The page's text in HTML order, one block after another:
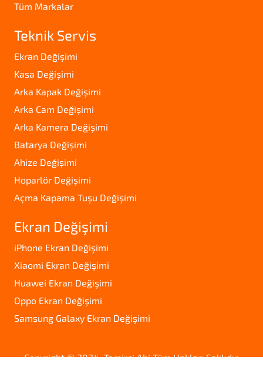
Tüm Markalar
Teknik Servis
Ekran Değişimi
Kasa Değişimi
Arka Kapak Değişimi
Arka Cam Değişimi
Arka Kamera Değişimi
Batarya Değişimi
Ahize Değişimi
Hoparlör Değişimi
Açma Kapama Tuşu Değişimi
Ekran Değişimi
iPhone Ekran Değişimi
Xiaomi Ekran Değişimi
Huawei Ekran Değişimi
Oppo Ekran Değişimi
Samsung Galaxy Ekran Değişimi
Copyright © 2024. Tamirci Abi Tüm Hakları Saklıdır.